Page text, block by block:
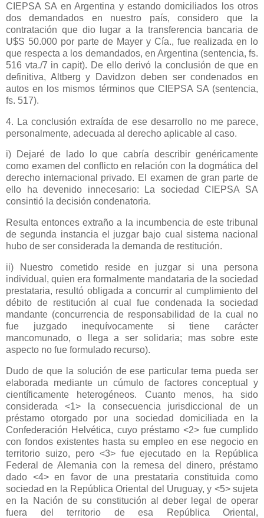
CIEPSA SA en Argentina y estando domiciliados los otros
dos demandados en nuestro país, considero que la
contratación que dio lugar a la transferencia bancaria de
U$S 50.000 por parte de Mayer y Cía., fue realizada en lo
que respecta a los demandados, en Argentina (sentencia, fs.
516 vta./7 in capit). De ello derivó la conclusión de que en
definitiva, Altberg y Davidzon deben ser condenados en
autos en los mismos términos que CIEPSA SA (sentencia,
fs. 517).
4. La conclusión extraída de ese desarrollo no me parece,
personalmente, adecuada al derecho aplicable al caso.
i) Dejaré de lado lo que cabría describir genéricamente
como examen del conflicto en relación con la dogmática del
derecho internacional privado. El examen de gran parte de
ello ha devenido innecesario: La sociedad CIEPSA SA
consintió la decisión condenatoria.
Resulta entonces extraño a la incumbencia de este tribunal
de segunda instancia el juzgar bajo cual sistema nacional
hubo de ser considerada la demanda de restitución.
ii) Nuestro cometido reside en juzgar si una persona
individual, quien era formalmente mandataria de la sociedad
prestataria, resultó obligada a concurrir al cumplimiento del
débito de restitución al cual fue condenada la sociedad
mandante (concurrencia de responsabilidad de la cual no
fue juzgado inequívocamente si tiene carácter
mancomunado, o llega a ser solidaria; mas sobre este
aspecto no fue formulado recurso).
Dudo de que la solución de ese particular tema pueda ser
elaborada mediante un cúmulo de factores conceptual y
científicamente heterogéneos. Cuanto menos, ha sido
considerada <1> la consecuencia jurisdiccional de un
préstamo otorgado por una sociedad domiciliada en
la
Confederación Helvética, cuyo préstamo <2> fue cumplido
con fondos existentes hasta su empleo en ese negocio en
territorio suizo, pero <3> fue ejecutado en
la República
Federal
de Alemania con la remesa del dinero, préstamo
dado <4> en favor de una prestataria constituida como
sociedad en la República Oriental del Uruguay, y <5> sujeta
en
la Nación de su constitución al deber legal de operar
fuera del territorio de esa República Oriental,